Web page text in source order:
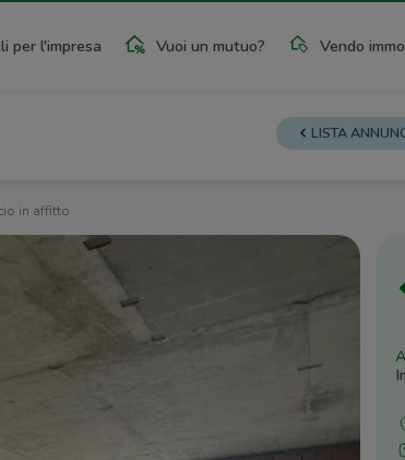
per l'impresa Vuoi un mutuo? Vendo
LISTA
in affitto